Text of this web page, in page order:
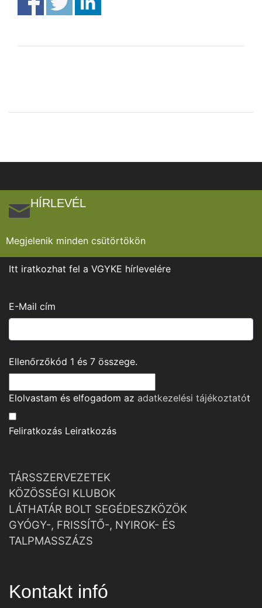
HÍRLEVÉL
Megjelenik minden csütörtökön
Itt iratkozhat fel a VGYKE hírlevelére
E-Mail cím
Ellenőrzőkód 1 és 7 összege.
Elolvastam és elfogadom az adatkezelési tájékoztatót
Feliratkozás Leiratkozás
TÁRSSZERVEZETEK
KÖZÖSSÉGI KLUBOK
LÁTHATÁR BOLT SEGÉDESZKÖZÖK
GYÓGY-, FRISSÍTŐ-, NYIROK- ÉS
TALPMASSZÁZS
Kontakt infó